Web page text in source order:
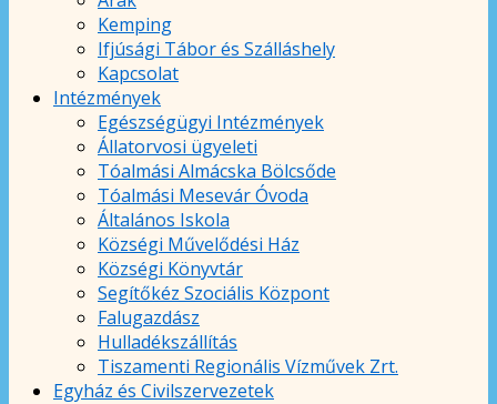
Kemping
Ifjúsági Tábor és Szálláshely
Kapcsolat
Intézmények
Egészségügyi Intézmények
Állatorvosi ügyeleti
Tóalmási Almácska Bölcsőde
Tóalmási Mesevár Óvoda
Általános Iskola
Községi Művelődési Ház
Községi Könyvtár
Segítőkéz Szociális Központ
Falugazdász
Hulladékszállítás
Tiszamenti Regionális Vízművek Zrt.
Egyház és Civilszervezetek